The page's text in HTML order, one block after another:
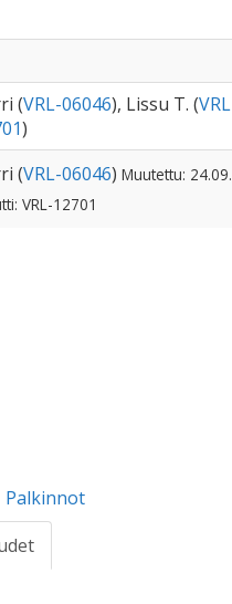
(VRL-06046), Lissu T. (
)
(VRL-06046) Muutettu:
VRL-12701
Palkinnot